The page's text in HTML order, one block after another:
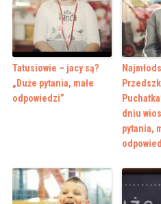
Tatusiowie – jacy są?
„Duże pytania, małe
odpowiedzi”
dniu
pytania,